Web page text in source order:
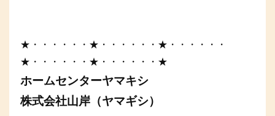
★・・・・・・★・・・・・・★・・・・・・
★・・・・・・★・・・・・・★
ホームセンターヤマキシ
株式会社山岸（ヤマギシ）